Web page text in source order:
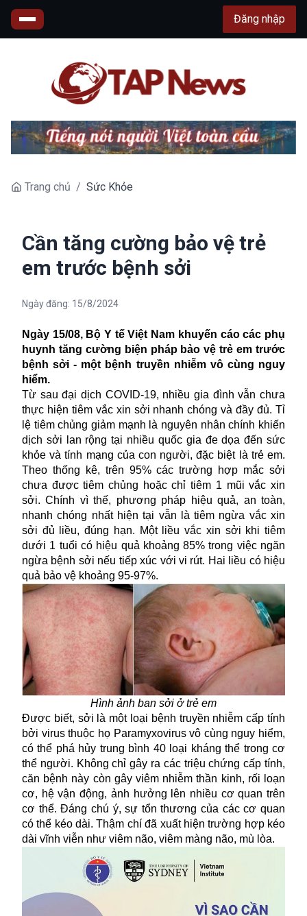
Đăng nhập
Trang chủ / Sức Khỏe
Cần tăng cường bảo vệ trẻ
em trước bệnh sởi
Ngày đăng: 15/8/2024
Ngày 15/08, Bộ Y tế Việt Nam khuyến cáo các phụ
huynh tăng cường biện pháp bảo vệ trẻ em trước
bệnh sởi - một bệnh truyền nhiễm vô cùng nguy
hiểm.
Từ sau đại dịch COVID-19, nhiều gia đình vẫn chưa
thực hiện tiêm vắc xin sởi nhanh chóng và đầy đủ. Tỉ
lệ tiêm chủng giảm mạnh là nguyên nhân chính khiến
dịch sởi lan rộng tại nhiều quốc gia đe dọa đến sức
khỏe và tính mạng của con người, đặc biệt là trẻ em.
Theo thống kê, trên 95% các trường hợp mắc sởi
chưa được tiêm chủng hoặc chỉ tiêm 1 mũi vắc xin
sởi. Chính vì thế, phương pháp hiệu quả, an toàn,
nhanh chóng nhất hiện tại vẫn là tiêm ngừa vắc xin
sởi đủ liều, đúng hạn. Một liều vắc xin sởi khi tiêm
dưới 1 tuổi có hiệu quả khoảng 85% trong việc ngăn
ngừa bệnh sởi nếu tiếp xúc với vi rút. Hai liều có hiệu
quả bảo vệ khoảng 95-97%.
Hình ảnh ban sởi ở trẻ em
Được biết, sởi là một loại bệnh truyền nhiễm cấp tính
bởi virusthuộc họ Paramyxovirus vô cùng nguy hiểm,
có thể phá hủy trung bình 40 loại kháng thể trong cơ
thể người. Không chỉ gây ra các triệu chứng cấp tính,
căn bệnh này còn gây viêm nhiễm thần kinh, rối loạn
cơ, hệ vận động, ảnh hưởng lên nhiều cơ quan trên
cơ thể. Đáng chú ý, sự tổn thương của các cơ quan
có thể kéo dài. Thậm chí đã xuất hiện trường hợp kéo
dài vĩnh viễn như viêm não, viêm màng não, mù lòa.